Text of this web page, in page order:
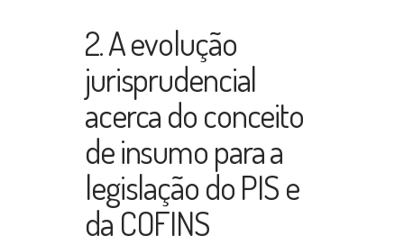
2. A evolução
jurisprudencial
acerca do conceito
de insumo para a
legislação do PIS e
da COFINS